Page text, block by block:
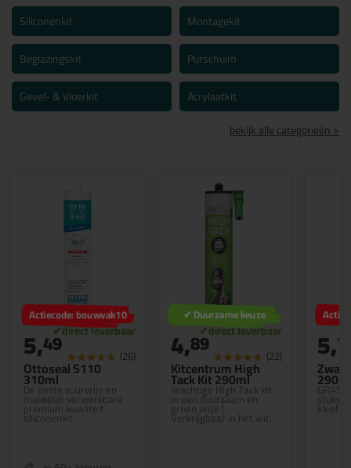
Siliconenkit
Montagekit
Beglazingskit
Purschuim
Gevel- & Vloerkit
Acrylaatkit
bekijk alle categorieën >
Ottoseal S110
310ml
De beste zuurvrije en
makkelijk verwerkbare
premium kwaliteit
siliconenkit
Actiecode: bouwvak10
5,49 (26)
Kitcentrum High
Tack Kit 290ml
Krachtige High Tack kit
in een duurzaam en
groen jasje |
Verkrijgbaar in het wit,
zwart en grijs!
✔ Duurzame keuze
4,89 (22)
stuks.
5,